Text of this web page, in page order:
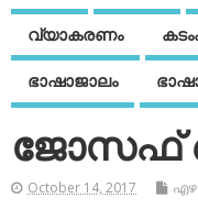
വ്യാകരണം
ഭാഷാജാലം
ജോസഫ്
October 14, 2017